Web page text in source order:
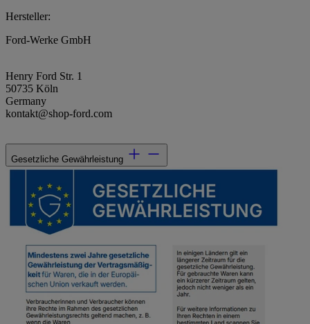
Hersteller:
Ford-Werke GmbH
Henry Ford Str. 1
50735 Köln
Germany
kontakt@shop-ford.com
Gesetzliche Gewährleistung